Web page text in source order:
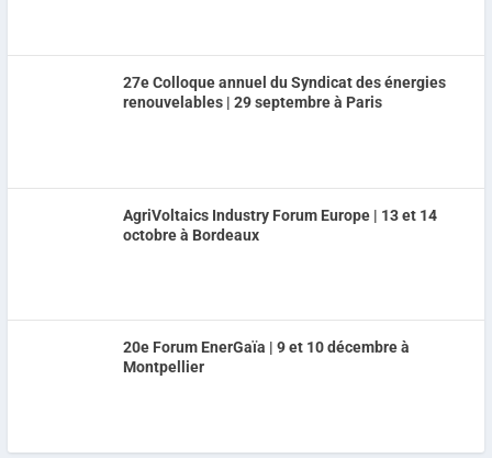
27e Colloque annuel du Syndicat des énergies
renouvelables | 29 septembre à Paris
AgriVoltaics Industry Forum Europe | 13 et 14
octobre à Bordeaux
20e Forum EnerGaïa | 9 et 10 décembre à
Montpellier